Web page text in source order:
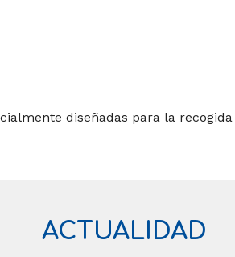
diseñadas para la
ACTUALIDAD